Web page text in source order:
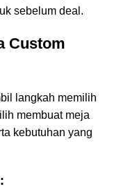
sebelum deal.
Custom
langkah memilih
membuat meja
kebutuhan yang